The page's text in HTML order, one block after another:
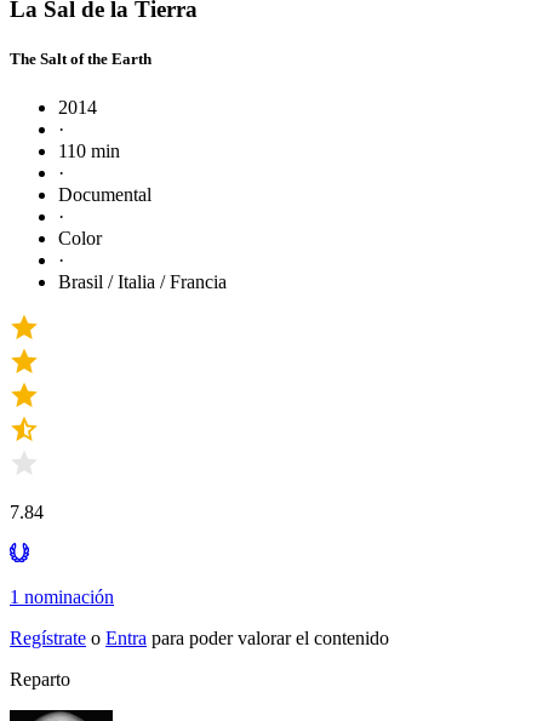
La Sal de la Tierra
The Salt of the Earth
2014
·
110 min
·
Documental
·
Color
·
Brasil / Italia / Francia
7.84
1 nominación
Regístrate o Entra para poder valorar el contenido
Reparto